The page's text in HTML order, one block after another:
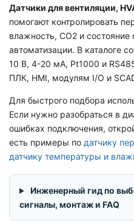
Датчики для вентиляции,
помогают контролировать
влажность, CO2 и
автоматизации. В каталоге
10 В, 4-20 мА, Pt1000 и
ПЛК, HMI, модулям I/O и
Для быстрого подбора
Если нужно разобраться в
ошибках подключения,
есть примеры по датчику
датчику температуры и
Инженерный гид по
сигналы, монтаж и FAQ